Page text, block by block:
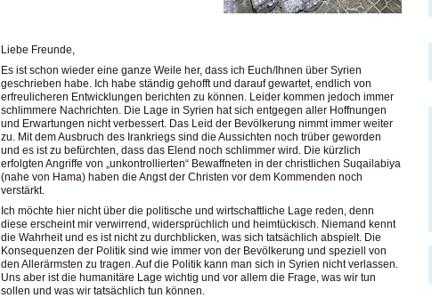
Liebe Freunde,
Es ist schon wieder eine ganze Weile her, dass ich Euch/Ihnen über Syrien
geschrieben habe. Ich habe ständig gehofft und darauf gewartet, endlich von
erfreulicheren Entwicklungen berichten zu können. Leider kommen jedoch immer
schlimmere Nachrichten. Die Lage in Syrien hat sich entgegen aller Hoffnungen
und Erwartungen nicht verbessert. Das Leid der Bevölkerung nimmt immer weiter
zu. Mit dem Ausbruch des Irankriegs sind die Aussichten noch trüber geworden
und es ist zu befürchten, dass das Elend noch schlimmer wird. Die kürzlich
erfolgten Angriffe von „unkontrollierten“ Bewaffneten in der christlichen Suqailabiya
(nahe von Hama) haben die Angst der Christen vor dem Kommenden noch
verstärkt.
Ich möchte hier nicht über die politische und wirtschaftliche Lage reden, denn
diese erscheint mir verwirrend, widersprüchlich und heimtückisch. Niemand kennt
die Wahrheit und es ist nicht zu durchblicken, was sich tatsächlich abspielt. Die
Konsequenzen der Politik sind wie immer von der Bevölkerung und speziell von
den Allerärmsten zu tragen. Auf die Politik kann man sich in Syrien nicht verlassen.
Uns aber ist die humanitäre Lage wichtig und vor allem die Frage, was wir tun
sollen und was wir tatsächlich tun können.